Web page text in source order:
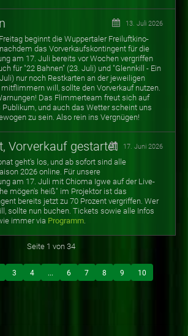
13. Juli 2026
beginnt die Wuppertaler Freiluftkino-
das Vorverkaufskontingent für die
am 17. Juli bereits vor Wochen vergriffen
für "22 Bahnen" (23. Juli) und "Glennkill - Ein
nur noch Restkarten an der jeweiligen
will, sollte den Vorverkauf nutzen.
Das Flimmerteam freut sich auf
und auch das Wetter scheint uns
zu sein. Also rein ins Vergnügen!
Vorverkauf gestartet 17. Juni 2026
geht's los, und ab sofort sind alle
2026 online. Für unsere
am 17. Juli mit Chioma Igwe auf der Live-
mögen's heiß" im Projektor ist das
bereits jetzt zu 70 Prozent vergriffen. Wer
sollte nun buchen. Tickets sowie alle Infos
immer via Programm.
Seite 1 von 34
3 4 ... 6 7 8 9 10